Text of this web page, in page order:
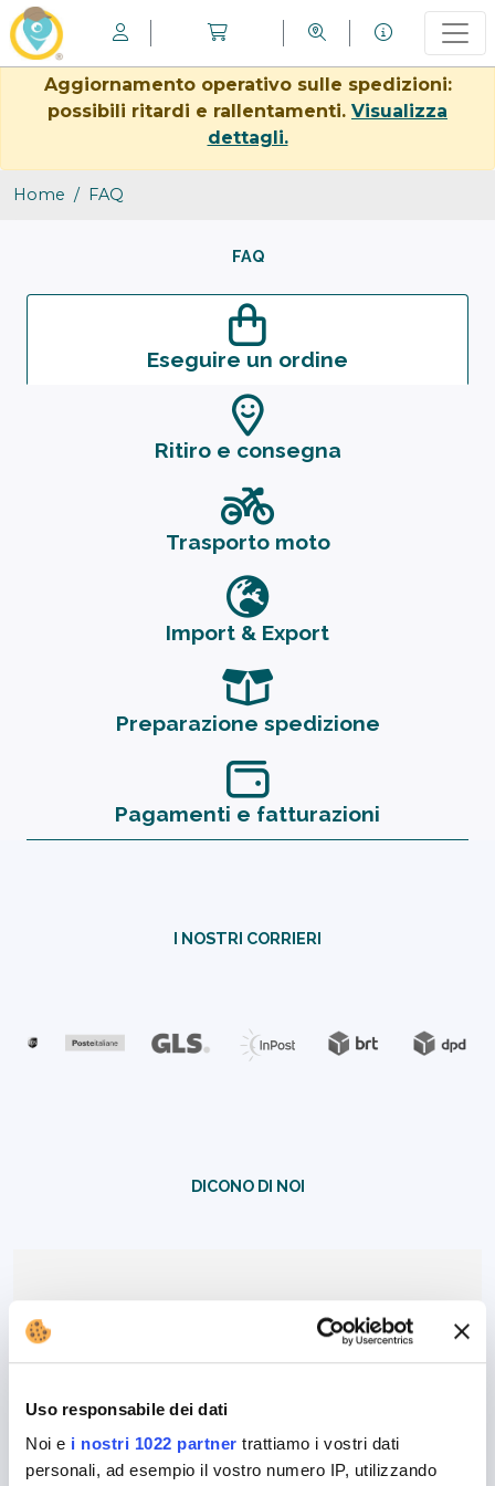
Uso responsabile dei dati
Noi e i nostri 1022 partner trattiamo i vostri dati
personali, ad esempio il vostro numero IP, utilizzando
Aggiornamento operativo sulle spedizioni:
possibili ritardi e rallentamenti. Visualizza
dettagli.
Home FAQ
FAQ
Eseguire un ordine
Ritiro e consegna
Trasporto moto
Import & Export
Preparazione spedizione
Pagamenti e fatturazioni
I NOSTRI CORRIERI
DICONO DI NOI